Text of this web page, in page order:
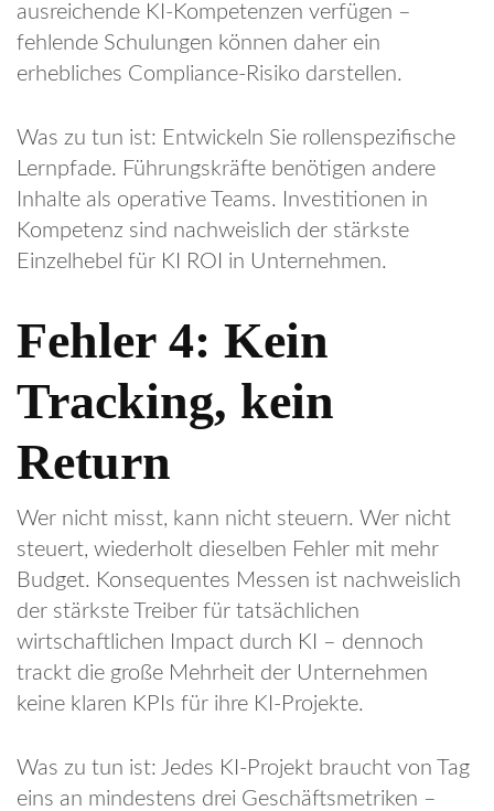
ausreichende KI-Kompetenzen verfügen –
fehlende Schulungen können daher ein
erhebliches Compliance-Risiko darstellen.
Was zu tun ist: Entwickeln Sie rollenspezifische
Lernpfade. Führungskräfte benötigen andere
Inhalte als operative Teams. Investitionen in
Kompetenz sind nachweislich der stärkste
Einzelhebel für KI ROI in Unternehmen.
Fehler 4: Kein
Tracking, kein
Return
Wer nicht misst, kann nicht steuern. Wer nicht
steuert, wiederholt dieselben Fehler mit mehr
Budget. Konsequentes Messen ist nachweislich
der stärkste Treiber für tatsächlichen
wirtschaftlichen Impact durch KI – dennoch
trackt die große Mehrheit der Unternehmen
keine klaren KPIs für ihre KI-Projekte.
Was zu tun ist: Jedes KI-Projekt braucht von Tag
eins an mindestens drei Geschäftsmetriken –